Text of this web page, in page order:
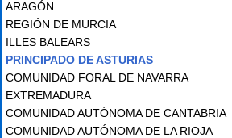
ARAGÓN
REGIÓN DE MURCIA
ILLES BALEARS
PRINCIPADO DE ASTURIAS
COMUNIDAD FORAL DE NAVARRA
EXTREMADURA
COMUNIDAD AUTÓNOMA DE CANTABRIA
COMUNIDAD AUTÓNOMA DE LA RIOJA